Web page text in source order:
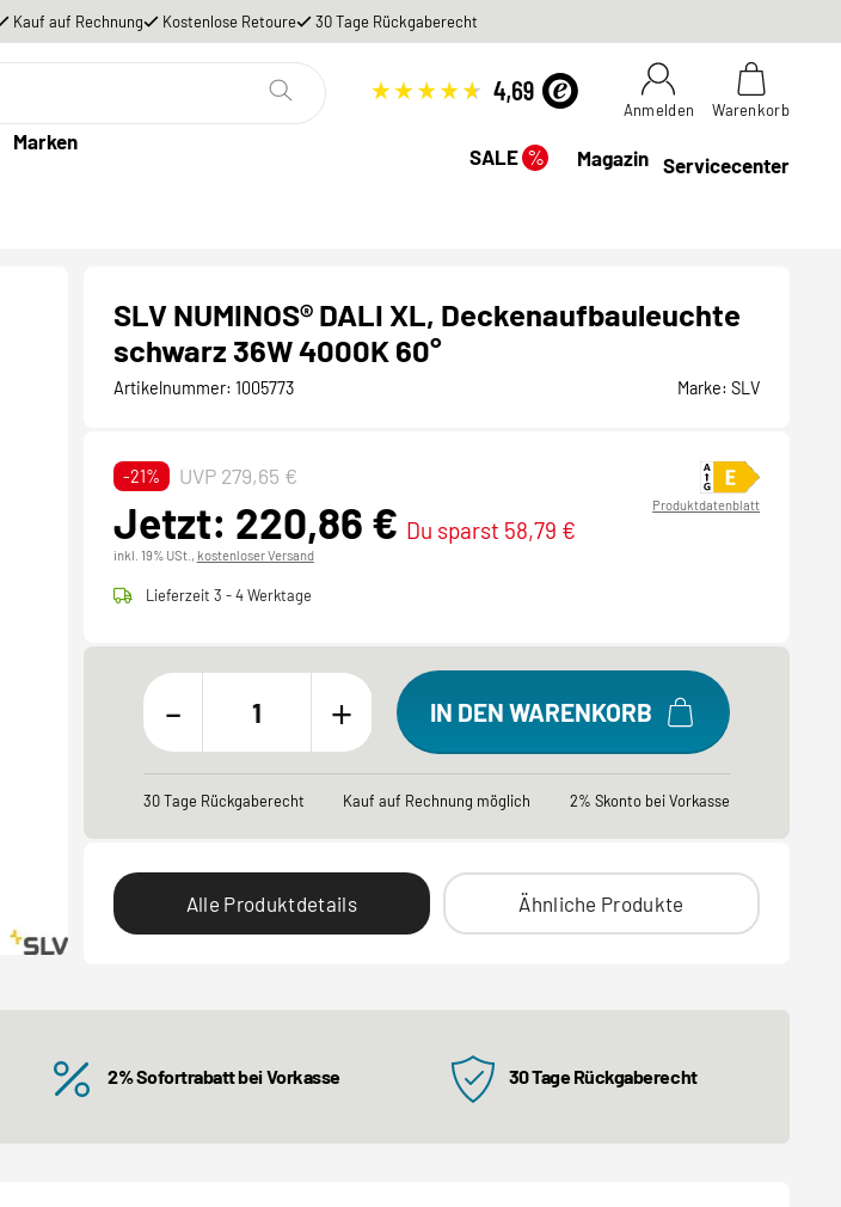
Kauf auf Rechnung Kostenlose Retoure 30 Tage Rückgaberecht
Anmelden Warenkorb
Marken
SALE% Magazin Servicecenter
SLV NUMINOS® DALI XL, Deckenaufbauleuchte
schwarz 36W 4000K 60°
Artikelnummer: 1005773 Marke: SLV
-21% UVP 279,65 €
Jetzt: 220,86 € Du sparst 58,79 €
inkl. 19% USt., kostenloser Versand
Produktdatenblatt
Lieferzeit 3 - 4 Werktage
- + IN DEN WARENKORB
30 Tage Rückgaberecht Kauf auf Rechnung möglich 2% Skonto bei Vorkasse
Alle Produktdetails Ähnliche Produkte
2% Sofortrabatt bei Vorkasse 30 Tage Rückgaberecht